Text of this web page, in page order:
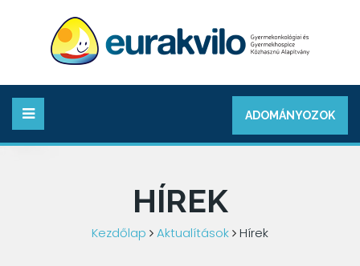
ADOMÁNYOZOK
HÍREK
Kezdőlap Aktualítások Hírek